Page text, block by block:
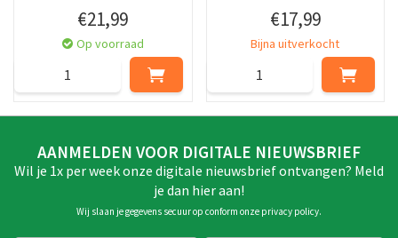
€21,99
Op voorraad
€17,99
Bijna uitverkocht
AANMELDEN VOOR DIGITALE NIEUWSBRIEF
Wil je 1x per week onze digitale nieuwsbrief ontvangen? Meld
je dan hier aan!
Wij slaan je gegevens secuur op conform onze privacy policy.